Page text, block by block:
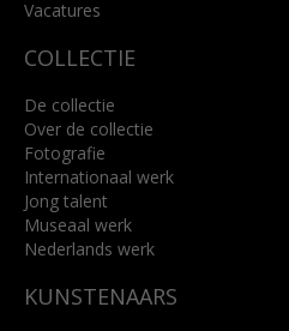
Vacatures
COLLECTIE
De collectie
Over de collectie
Fotografie
Internationaal werk
Jong talent
Museaal werk
Nederlands werk
KUNSTENAARS